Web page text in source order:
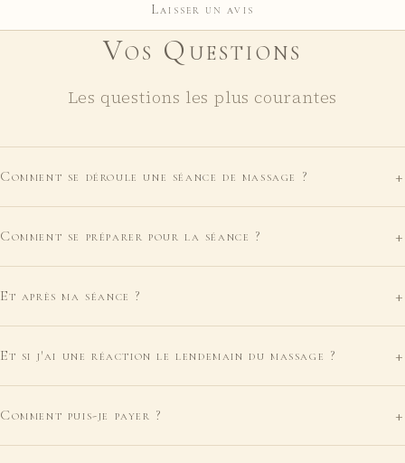
Laisser un avis
Vos Questions
Les questions les plus courantes
Comment se déroule une séance de massage ? +
Comment se préparer pour la séance ? +
Et après ma séance ? +
Et si j'ai une réaction le lendemain du massage ? +
Comment puis-je payer ? +